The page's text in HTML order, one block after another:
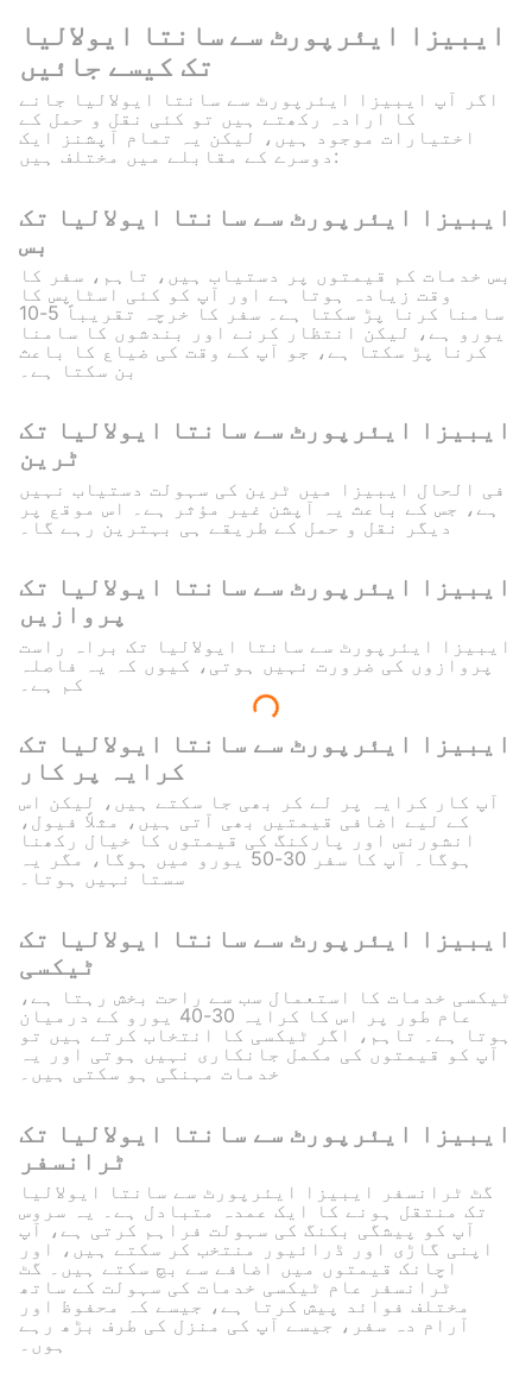
ایبیزا ایئرپورٹ سے سانتا ایولالیا
تک کیسے جائیں
اگر آپ ایبیزا ایئرپورٹ سے سانتا ایولالیا جانے
کا ارادہ رکھتے ہیں تو کئی نقل و حمل کے
اختیارات موجود ہیں، لیکن یہ تمام آپشنز ایک
دوسرے کے مقابلے میں مختلف ہیں:
ایبیزا ایئرپورٹ سے سانتا ایولالیا تک
بس
بس خدمات کم قیمتوں پر دستیاب ہیں، تاہم، سفر کا
وقت زیادہ ہوتا ہے اور آپ کو کئی اسٹاپس کا
سامنا کرنا پڑ سکتا ہے۔ سفر کا خرچہ تقریباً 5-10
یورو ہے، لیکن انتظار کرنے اور بندشوں کا سامنا
کرنا پڑ سکتا ہے، جو آپ کے وقت کی ضیاع کا باعث
بن سکتا ہے۔
ایبیزا ایئرپورٹ سے سانتا ایولالیا تک
ٹرین
فی الحال ایبیزا میں ٹرین کی سہولت دستیاب نہیں
ہے، جس کے باعث یہ آپشن غیر مؤثر ہے۔ اس موقع پر
دیگر نقل و حمل کے طریقے ہی بہترین رہے گا۔
ایبیزا ایئرپورٹ سے سانتا ایولالیا تک
پروازیں
ایبیزا ایئرپورٹ سے سانتا ایولالیا تک براہ راست
پروازوں کی ضرورت نہیں ہوتی، کیوں کہ یہ فاصلہ
کم ہے۔
ایبیزا ایئرپورٹ سے سانتا ایولالیا تک
کرایہ پر کار
آپ کار کرایہ پر لے کر بھی جا سکتے ہیں، لیکن اس
کے لیے اضافی قیمتیں بھی آتی ہیں، مثلاً فیول،
انشورنس اور پارکنگ کی قیمتوں کا خیال رکھنا
ہوگا۔ آپ کا سفر 30-50 یورو میں ہوگا، مگر یہ
سستا نہیں ہوتا۔
ایبیزا ایئرپورٹ سے سانتا ایولالیا تک
ٹیکسی
ٹیکسی خدمات کا استعمال سب سے راحت بخش رہتا ہے،
عام طور پر اس کا کرایہ 30-40 یورو کے درمیان
ہوتا ہے۔ تاہم، اگر ٹیکسی کا انتخاب کرتے ہیں تو
آپ کو قیمتوں کی مکمل جانکاری نہیں ہوتی اور یہ
خدمات مہنگی ہو سکتی ہیں۔
ایبیزا ایئرپورٹ سے سانتا ایولالیا تک
ٹرانسفر
گٹ ٹرانسفر ایبیزا ایئرپورٹ سے سانتا ایولالیا
تک منتقل ہونے کا ایک عمدہ متبادل ہے۔ یہ سروس
آپ کو پیشگی بکنگ کی سہولت فراہم کرتی ہے، آپ
اپنی گاڑی اور ڈرائیور منتخب کر سکتے ہیں، اور
اچانک قیمتوں میں اضافے سے بچ سکتے ہیں۔ گٹ
ٹرانسفر عام ٹیکسی خدمات کی سہولت کے ساتھ
مختلف فوائد پیش کرتا ہے، جیسے کہ محفوظ اور
آرام دہ سفر، جیسے آپ کی منزل کی طرف بڑھ رہے
ہوں۔